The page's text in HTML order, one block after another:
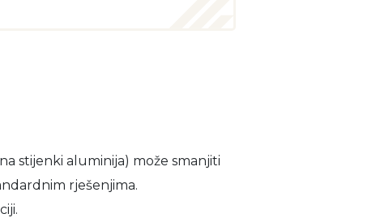
stijenki aluminija) može smanjiti
rješenjima.